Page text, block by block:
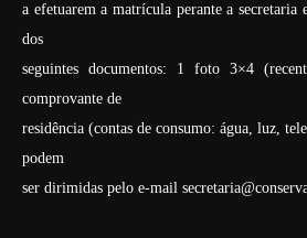
a efetuarem a matrícula perante a secretaria
dos
seguintes documentos: 1 foto 3×4
comprovante de
residência (contas de consumo: água, luz,
podem
ser dirimidas pelo e-mail